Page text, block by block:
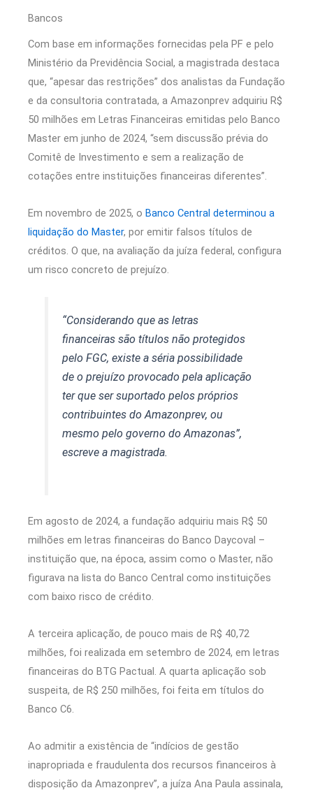
Bancos
Com base em informações fornecidas pela PF e pelo
Ministério da Previdência Social, a magistrada destaca
que, “apesar das restrições” dos analistas da Fundação
e da consultoria contratada, a Amazonprev adquiriu R$
50 milhões em Letras Financeiras emitidas pelo Banco
Master em junho de 2024, “sem discussão prévia do
Comitê de Investimento e sem a realização de
cotações entre instituições financeiras diferentes”.
Em novembro de 2025, o Banco Central determinou a
liquidação do Master, por emitir falsos títulos de
créditos. O que, na avaliação da juíza federal, configura
um risco concreto de prejuízo.
“Considerando que as letras
financeiras são títulos não protegidos
pelo FGC, existe a séria possibilidade
de o prejuízo provocado pela aplicação
ter que ser suportado pelos próprios
contribuintes do Amazonprev, ou
mesmo pelo governo do Amazonas”,
escreve a magistrada.
Em agosto de 2024, a fundação adquiriu mais R$ 50
milhões em letras financeiras do Banco Daycoval –
instituição que, na época, assim como o Master, não
figurava na lista do Banco Central como instituições
com baixo risco de crédito.
A terceira aplicação, de pouco mais de R$ 40,72
milhões, foi realizada em setembro de 2024, em letras
financeiras do BTG Pactual. A quarta aplicação sob
suspeita, de R$ 250 milhões, foi feita em títulos do
Banco C6.
Ao admitir a existência de “indícios de gestão
inapropriada e fraudulenta dos recursos financeiros à
disposição da Amazonprev”, a juíza Ana Paula assinala,